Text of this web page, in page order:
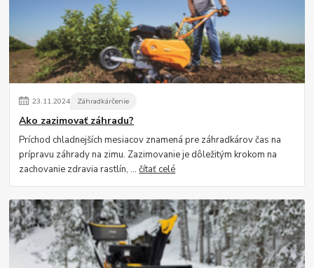
23.11.2024 Záhradkárčenie
Ako zazimovať záhradu?
Príchod chladnejších mesiacov znamená pre záhradkárov čas na
prípravu záhrady na zimu. Zazimovanie je dôležitým krokom na
zachovanie zdravia rastlín, ...čítať celé